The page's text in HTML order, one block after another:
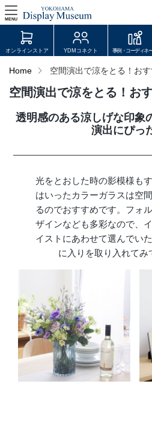
MENU
ログイン・会員登録
オンラインストア
YDM Connect
会員登録・取引申請
JDCA(ディスプレイスクール)
店舗情報・営業日
会社情報
採用情報
お問い合わせ
オンラインストア YDMコネクト 事例・コーディネ
Home 空間演出で涼をとる！お
空間演出で涼をとる！お
透明感のある涼しげな印象
演出にぴっ
光をとおした時の影模様も
はいったカラーガラスは空
るのでおすすめです。フォ
ザインなども多彩なので、
イストにあわせて選んでい
に入りを取り入れてみ